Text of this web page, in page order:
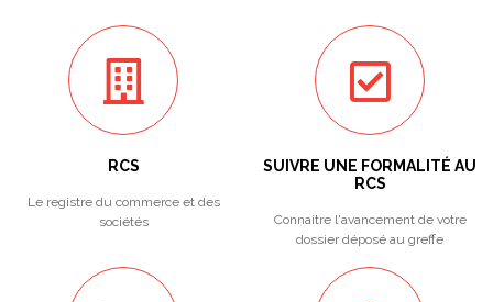
RCS
Le registre du commerce et des
sociétés
SUIVRE UNE FORMALITÉ AU
RCS
Connaitre l'avancement de votre
dossier déposé au greffe